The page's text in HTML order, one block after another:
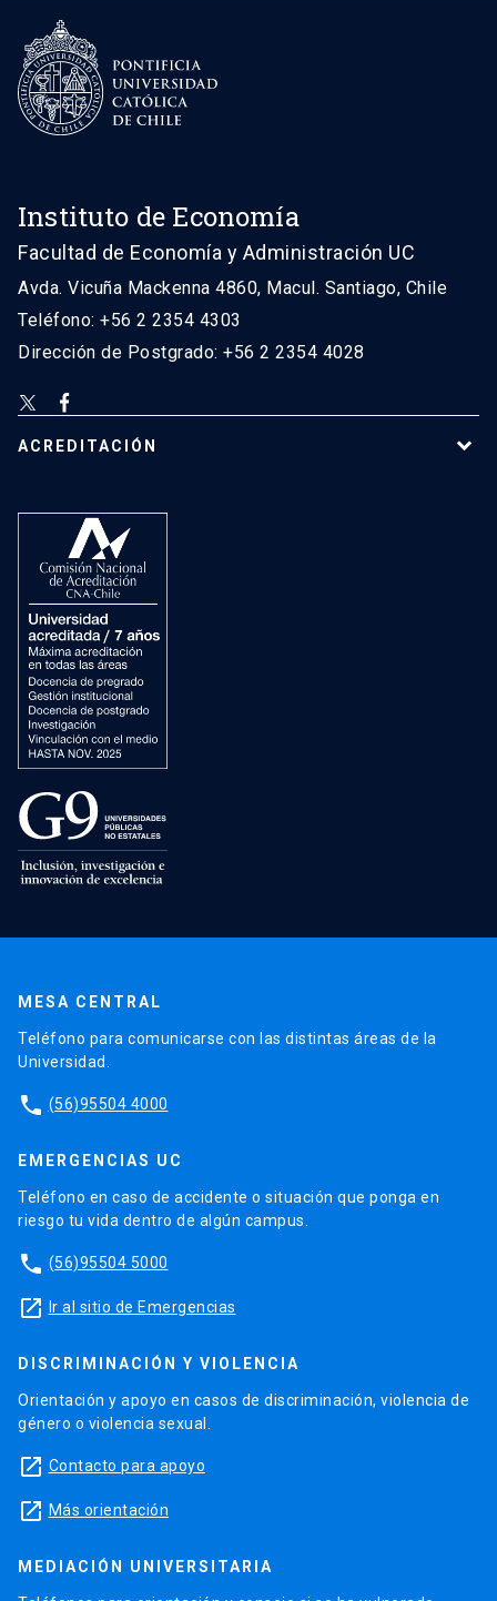
Instituto de Economía
Facultad de Economía y Administración UC
Avda. Vicuña Mackenna 4860, Macul. Santiago, Chile
Teléfono: +56 2 2354 4303
Dirección de Postgrado: +56 2 2354 4028
ACREDITACIÓN
MESA CENTRAL
Teléfono para comunicarse con las distintas áreas de la
Universidad.
phone (56)95504 4000
EMERGENCIAS UC
Teléfono en caso de accidente o situación que ponga en
riesgo tu vida dentro de algún campus.
phone (56)95504 5000
launch Ir al sitio de Emergencias
DISCRIMINACIÓN Y VIOLENCIA
Orientación y apoyo en casos de discriminación, violencia de
género o violencia sexual.
launch Contacto para apoyo
launch Más orientación
MEDIACIÓN UNIVERSITARIA